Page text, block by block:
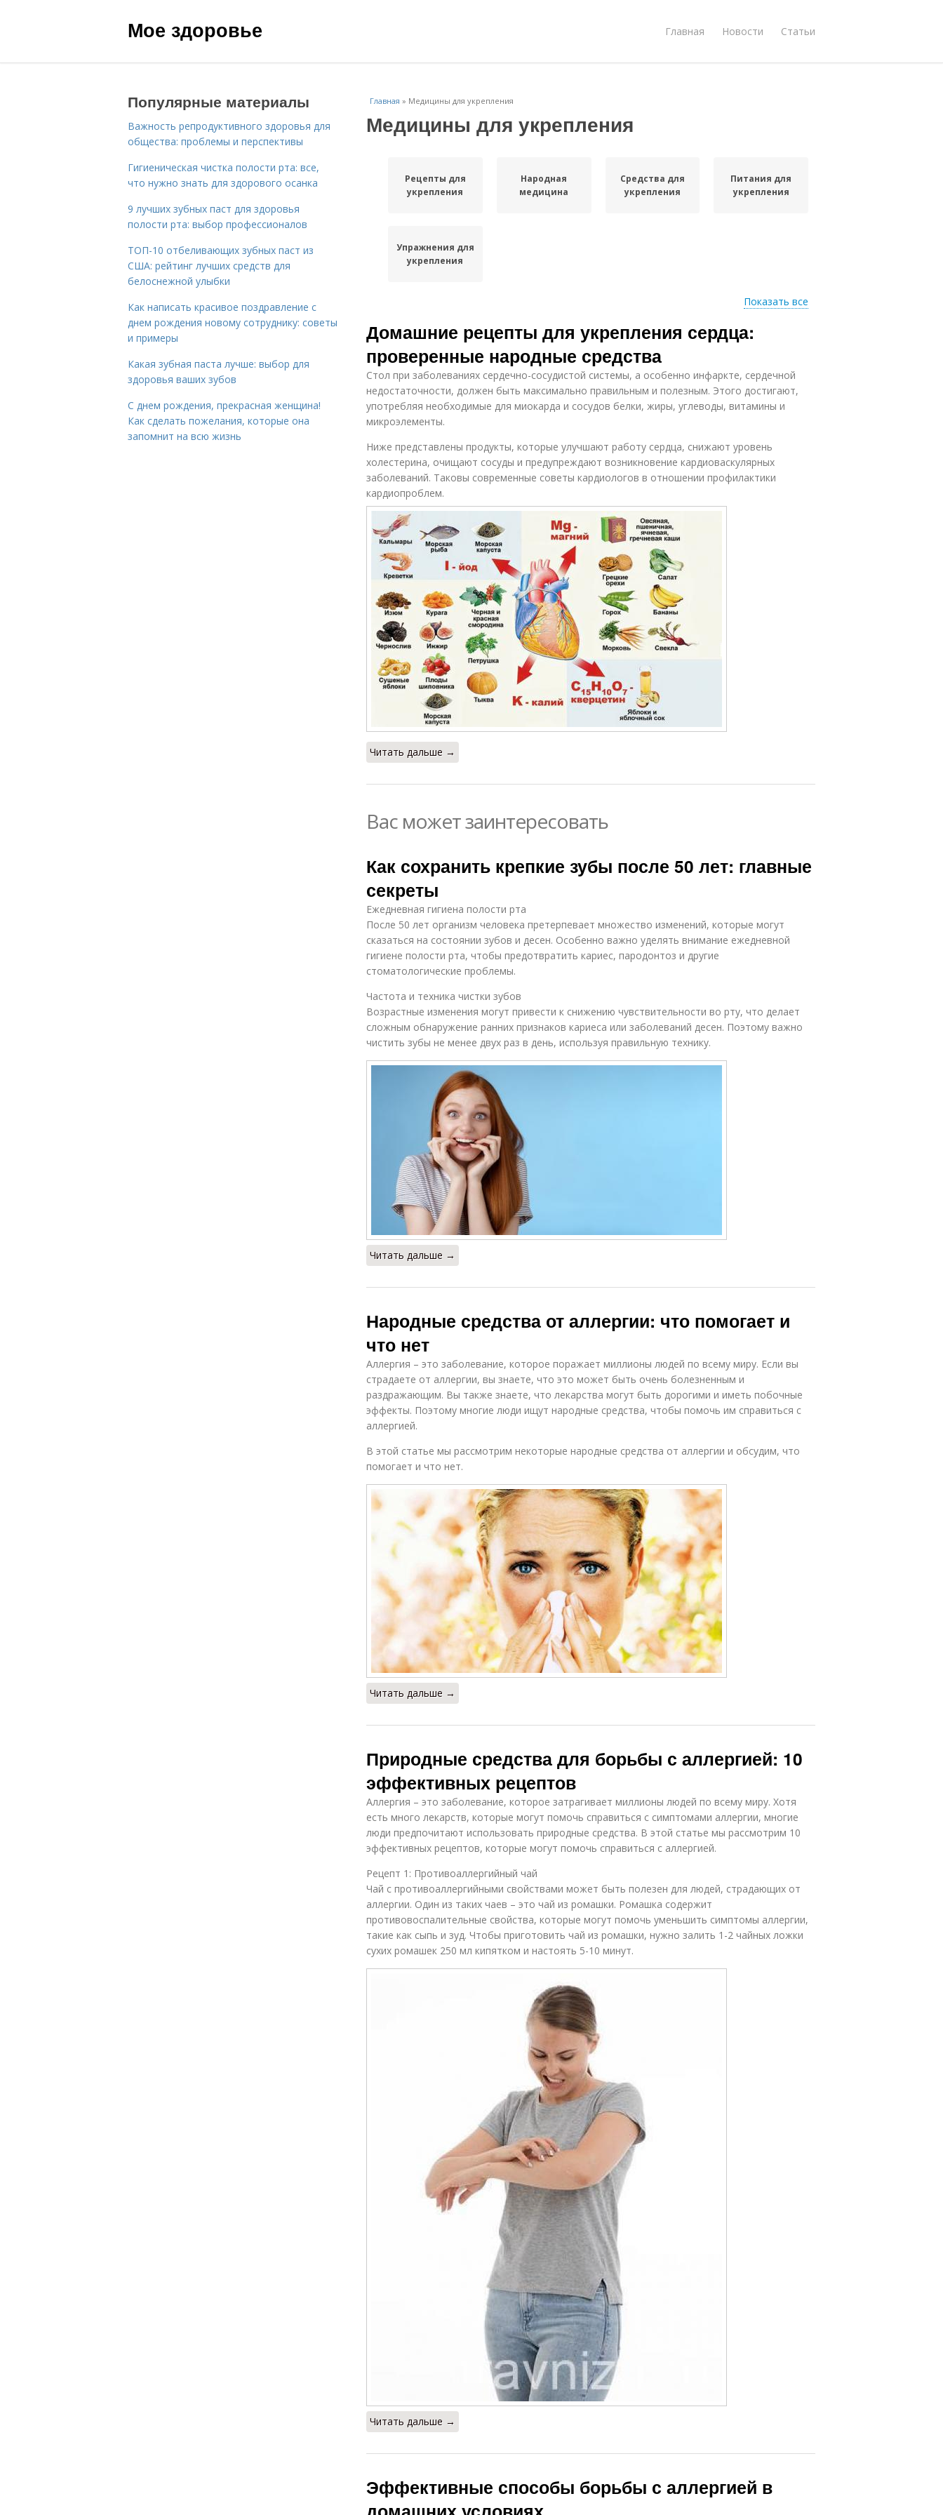
Мое здоровье Главная Новости Статьи
Главная » Медицины для укрепления
Медицины для укрепления
Рецепты для
укрепления
Народная
медицина
Средства для
укрепления
Питания для
укрепления
Упражнения для
укрепления
Показать все
Домашние рецепты для укрепления сердца:
проверенные народные средства
Стол при заболеваниях сердечно-сосудистой системы, а особенно инфаркте, сердечной
недостаточности, должен быть максимально правильным и полезным. Этого достигают,
употребляя необходимые для миокарда и сосудов белки, жиры, углеводы, витамины и
микроэлементы.
Ниже представлены продукты, которые улучшают работу сердца, снижают уровень
холестерина, очищают сосуды и предупреждают возникновение кардиоваскулярных
заболеваний. Таковы современные советы кардиологов в отношении профилактики
кардиопроблем.
Читать дальше →
Вас может заинтересовать
Как сохранить крепкие зубы после 50 лет: главные
секреты
Ежедневная гигиена полости рта
После 50 лет организм человека претерпевает множество изменений, которые могут
сказаться на состоянии зубов и десен. Особенно важно уделять внимание ежедневной
гигиене полости рта, чтобы предотвратить кариес, пародонтоз и другие
стоматологические проблемы.
Частота и техника чистки зубов
Возрастные изменения могут привести к снижению чувствительности во рту, что делает
сложным обнаружение ранних признаков кариеса или заболеваний десен. Поэтому важно
чистить зубы не менее двух раз в день, используя правильную технику.
Читать дальше →
Народные средства от аллергии: что помогает и
что нет
Аллергия – это заболевание, которое поражает миллионы людей по всему миру. Если вы
страдаете от аллергии, вы знаете, что это может быть очень болезненным и
раздражающим. Вы также знаете, что лекарства могут быть дорогими и иметь побочные
эффекты. Поэтому многие люди ищут народные средства, чтобы помочь им справиться с
аллергией.
В этой статье мы рассмотрим некоторые народные средства от аллергии и обсудим, что
помогает и что нет.
Читать дальше →
Природные средства для борьбы с аллергией: 10
эффективных рецептов
Аллергия – это заболевание, которое затрагивает миллионы людей по всему миру. Хотя
есть много лекарств, которые могут помочь справиться с симптомами аллергии, многие
люди предпочитают использовать природные средства. В этой статье мы рассмотрим 10
эффективных рецептов, которые могут помочь справиться с аллергией.
Рецепт 1: Противоаллергийный чай
Чай с противоаллергийными свойствами может быть полезен для людей, страдающих от
аллергии. Один из таких чаев – это чай из ромашки. Ромашка содержит
противовоспалительные свойства, которые могут помочь уменьшить симптомы аллергии,
такие как сыпь и зуд. Чтобы приготовить чай из ромашки, нужно залить 1-2 чайных ложки
сухих ромашек 250 мл кипятком и настоять 5-10 минут.
Читать дальше →
Эффективные способы борьбы с аллергией в
Популярные материалы
Важность репродуктивного здоровья для
общества: проблемы и перспективы
Гигиеническая чистка полости рта: все,
что нужно знать для здорового осанка
9 лучших зубных паст для здоровья
полости рта: выбор профессионалов
ТОП-10 отбеливающих зубных паст из
США: рейтинг лучших средств для
белоснежной улыбки
Как написать красивое поздравление с
днем рождения новому сотруднику: советы
и примеры
Какая зубная паста лучше: выбор для
здоровья ваших зубов
С днем рождения, прекрасная женщина!
Как сделать пожелания, которые она
запомнит на всю жизнь